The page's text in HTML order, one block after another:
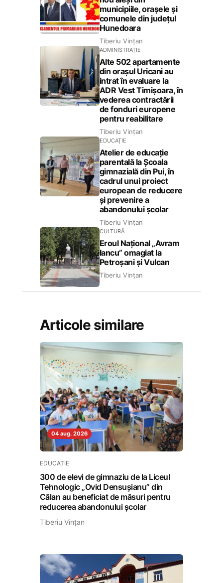
municipiile, orașele și
comunele din județul
Hunedoara
Tiberiu Vințan
ADMINISTRAȚIE
Alte 502 apartamente
din orașul Uricani au
intrat în evaluare la
ADR Vest Timișoara, în
vederea contractării
de fonduri europene
pentru reabilitare
Tiberiu Vințan
EDUCAȚIE
Atelier de educație
parentală la Școala
gimnazială din Pui, în
cadrul unui proiect
european de reducere
și prevenire a
abandonului școlar
Tiberiu Vințan
CULTURĂ
Eroul Național „Avram
Iancu” omagiat la
Petroșani și Vulcan
Tiberiu Vințan
Articole similare
04 aug. 2026
EDUCAȚIE
300 de elevi de gimnaziu de la Liceul
Tehnologic „Ovid Densușianu” din
Călan au beneficiat de măsuri pentru
reducerea abandonului școlar
Tiberiu Vințan